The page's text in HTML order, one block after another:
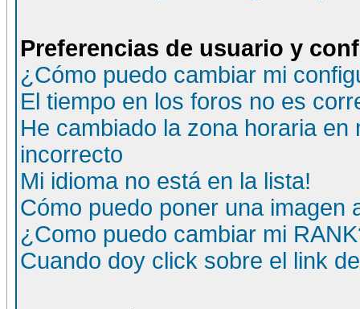
Preferencias de usuario y
¿Cómo puedo cambiar mi
El tiempo en los foros no es
He cambiado la zona horaria
incorrecto
Mi idioma no está en la lista!
Cómo puedo poner una imagen
¿Como puedo cambiar mi
Cuando doy click sobre el link